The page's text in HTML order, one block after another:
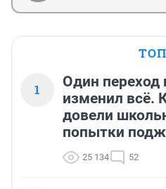
1
Один переход
изменил всё.
довели
попытки
25 134 52